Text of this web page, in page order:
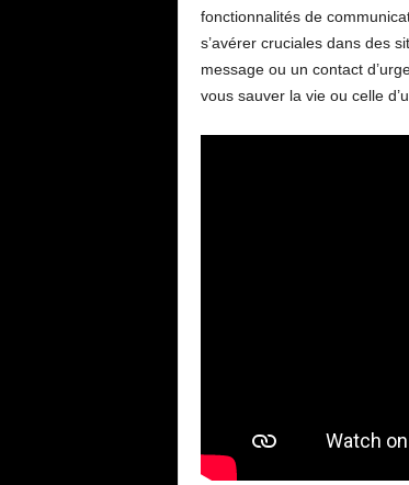
fonctionnalités de
s’avérer cruciales dans des
message ou un contact
vous sauver la vie ou celle